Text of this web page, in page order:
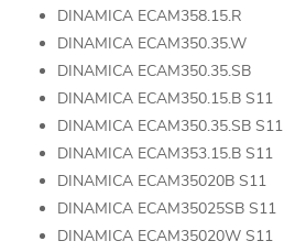
DINAMICA ECAM358.15.R
DINAMICA ECAM350.35.W
DINAMICA ECAM350.35.SB
DINAMICA ECAM350.15.B S11
DINAMICA ECAM350.35.SB S11
DINAMICA ECAM353.15.B S11
DINAMICA ECAM35020B S11
DINAMICA ECAM35025SB S11
DINAMICA ECAM35020W S11